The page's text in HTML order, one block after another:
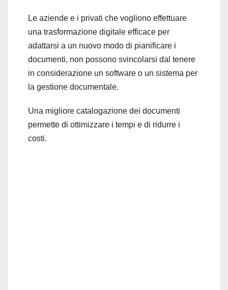
Le aziende e i privati che vogliono effettuare
una trasformazione digitale efficace per
adattarsi a un nuovo modo di pianificare i
documenti, non possono svincolarsi dal tenere
in considerazione un software o un sistema per
la gestione documentale.
Una migliore catalogazione dei documenti
permette di ottimizzare i tempi e di ridurre i
costi.